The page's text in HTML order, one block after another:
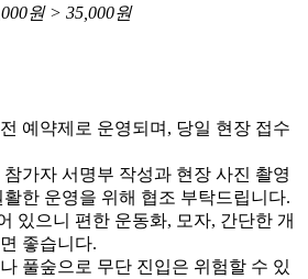
원 > 35,000원
예약제로 운영되며, 당일 현장 접수
가자 서명부 작성과 현장 사진 촬영
한 운영을 위해 협조 부탁드립니다.
있으니 편한 운동화, 모자, 간단한 개
좋습니다.
풀숲으로 무단 진입은 위험할 수 있